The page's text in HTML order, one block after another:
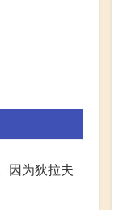
因为狄拉夫